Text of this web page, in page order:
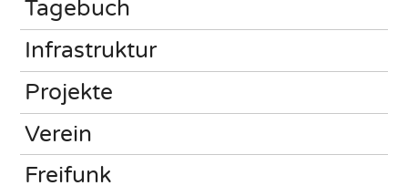
Tagebuch
Infrastruktur
Projekte
Verein
Freifunk